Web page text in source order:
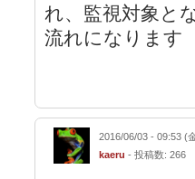
れ、監視対象と
流れになります
2016/06/03 - 09:53 (
kaeru - 投稿数: 266